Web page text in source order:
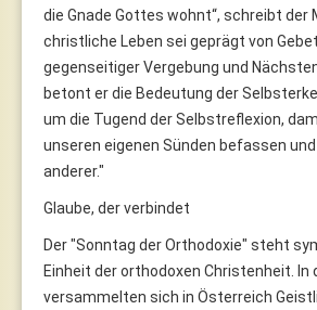
die Gnade Gottes wohnt“, schreibt der
christliche Leben sei geprägt von
gegenseitiger Vergebung und
betont er die Bedeutung der
um die Tugend der Selbstreflexion,
unseren eigenen Sünden befassen
anderer."
Glaube, der verbindet
Der "Sonntag der Orthodoxie" steht
Einheit der orthodoxen Christenheit. In
versammelten sich in Österreich